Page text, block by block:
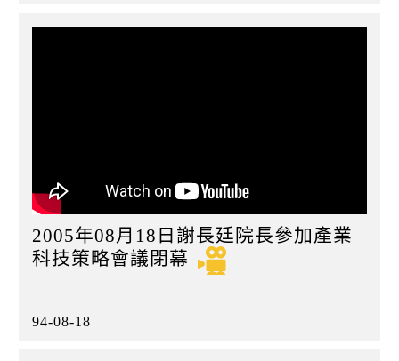
2005年08月18日謝長廷院長參加產業
科技策略會議閉幕
94-08-18